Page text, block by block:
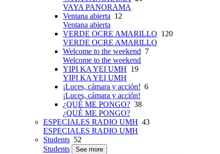
VAYA PANORAMA
Ventana abierta 12
Ventana abierta
VERDE OCRE AMARILLO 120
VERDE OCRE AMARILLO
Welcome to the weekend 7
Welcome to the weekend
YIPI KA YEI UMH 19
YIPI KA YEI UMH
¡Luces, cámara y acción! 6
¡Luces, cámara y acción!
¿QUÉ ME PONGO? 38
¿QUÉ ME PONGO?
ESPECIALES RADIO UMH 43
ESPECIALES RADIO UMH
Students 52
Students
See more